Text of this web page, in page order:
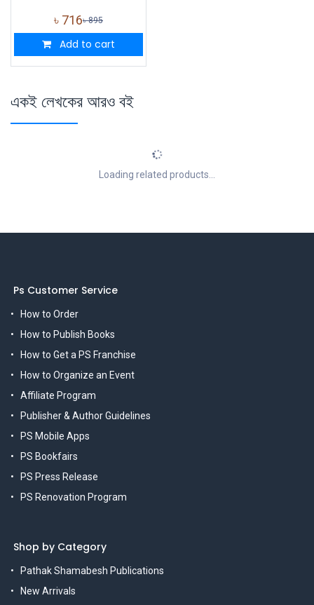
৳ 716৳895
Add to cart
একই লেখকের আরও বই
Loading related products...
Ps Customer Service
How to Order
How to Publish Books
How to Get a PS Franchise
How to Organize an Event
Affiliate Program
Publisher & Author Guidelines
PS Mobile Apps
PS Bookfairs
PS Press Release
PS Renovation Program
Shop by Category
Pathak Shamabesh Publications
New Arrivals